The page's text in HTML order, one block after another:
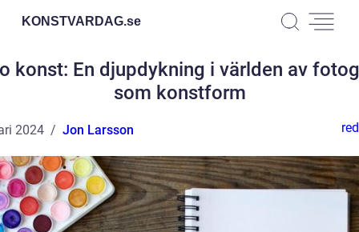
KONSTVARDAG.se
konst: En djupdykning i världen av
som konstform
2024 Jon Larsson